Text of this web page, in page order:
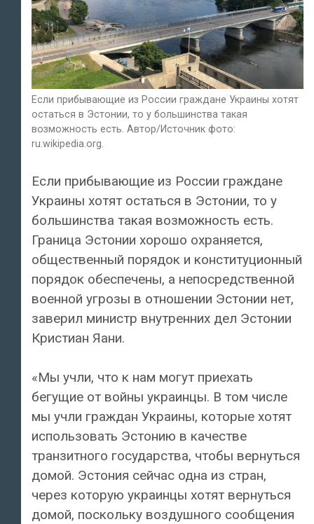
Если прибывающие из России граждане Украины хотят
остаться в Эстонии, то у большинства такая
возможность есть. Автор/Источник фото:
ru.wikipedia.org.
Если прибывающие из России граждане
Украины хотят остаться в Эстонии, то у
большинства такая возможность есть.
Граница Эстонии хорошо охраняется,
общественный порядок и конституционный
порядок обеспечены, а непосредственной
военной угрозы в отношении Эстонии нет,
заверил министр внутренних дел Эстонии
Кристиан Яани.
«Мы учли, что к нам могут приехать
бегущие от войны украинцы. В том числе
мы учли граждан Украины, которые хотят
использовать Эстонию в качестве
транзитного государства, чтобы вернуться
домой. Эстония сейчас одна из стран,
через которую украинцы хотят вернуться
домой, поскольку воздушного сообщения